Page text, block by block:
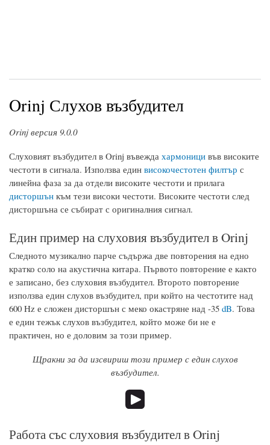
Orinj Слухов възбудител
Orinj версия 9.0.0
Слуховият възбудител в Orinj въвежда хармоници във високите
честоти в сигнала. Използва един високочестотен филтър с
линейна фаза за да отдели високите честоти и прилага
дисторшън към тези високи честоти. Високите честоти след
дисторшъна се събират с оригиналния сигнал.
Един пример на слуховия възбудител в Orinj
Следното музикално парче съдържа две повторения на едно
кратко соло на акустична китара. Първото повторение е както
е записано, без слуховия възбудител. Второто повторение
използва един слухов възбудител, при който на честотите над
600 Hz е сложен дисторшън с меко окастряне над -35 dB. Това
е един тежък слухов възбудител, който може би не е
практичен, но е доловим за този пример.
Щракни за да изсвириш този пример с един слухов
възбудител.
Работа със слуховия възбудител в Orinj